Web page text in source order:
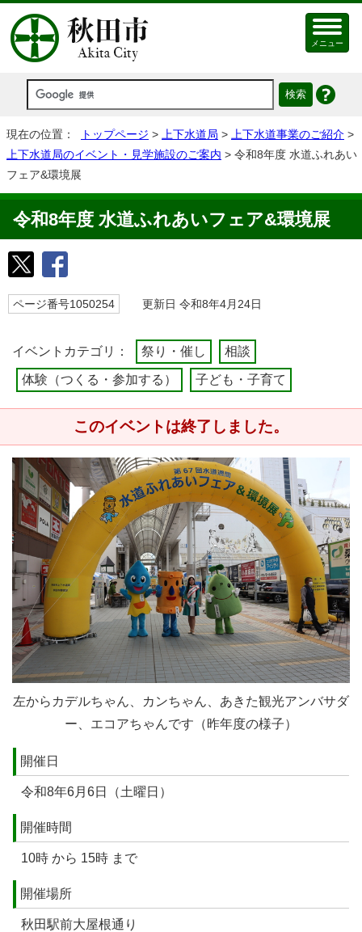
メニュー
現在の位置： トップページ > 上下水道局 > 上下水道事業のご紹介 >
上下水道局のイベント・見学施設のご案内 > 令和8年度 水道ふれあい
フェア&環境展
令和8年度 水道ふれあいフェア&環境展
ページ番号1050254 更新日 令和8年4月24日
イベントカテゴリ： 祭り・催し 相談
体験（つくる・参加する） 子ども・子育て
このイベントは終了しました。
左からカデルちゃん、カンちゃん、あきた観光アンバサダ
ー、エコアちゃんです（昨年度の様子）
開催日
令和8年6月6日（土曜日）
開催時間
10時 から 15時 まで
開催場所
秋田駅前大屋根通り